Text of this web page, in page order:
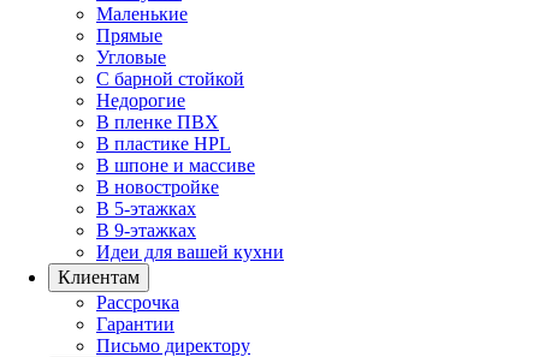
Маленькие
Прямые
Угловые
С барной стойкой
Недорогие
В пленке ПВХ
В пластике HPL
В шпоне и массиве
В новостройке
В 5-этажках
В 9-этажках
Идеи для вашей кухни
Клиентам
Рассрочка
Гарантии
Письмо директору